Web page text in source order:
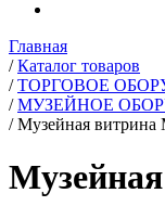
Главная
/ Каталог товаров
/ ТОРГОВОЕ
/ МУЗЕЙНОЕ
/ Музейная